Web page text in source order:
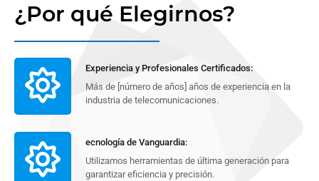
¿Por qué Elegirnos?
Experiencia y Profesionales Certificados:
Más de [número de años] años de experiencia en la
industria de telecomunicaciones.
ecnología de Vanguardia:
Utilizamos herramientas de última generación para
garantizar eficiencia y precisión.